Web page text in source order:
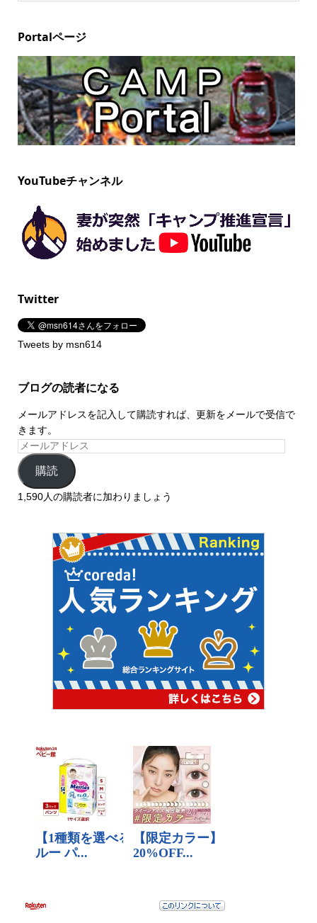
Portalページ
YouTubeチャンネル
Twitter
Tweets by msn614
ブログの読者になる
メールアドレスを記入して購読すれば、更新をメールで受信で
きます。
購読
1,590人の購読者に加わりましょう